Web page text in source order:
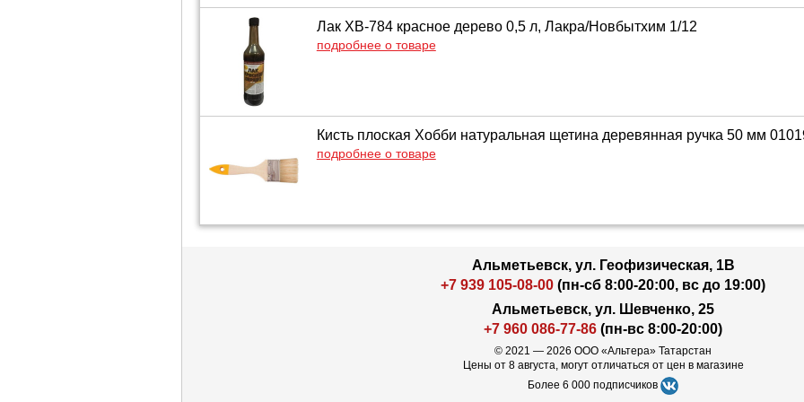
Лак ХВ-784 красное дерево 0,5 л, Лакра/Новбытхим 1/12
подробнее о товаре
Кисть плоская Хобби натуральная щетина деревянная ручка 50 мм
подробнее о товаре
Альметьевск, ул. Геофизическая, 1В
+7 939 105-08-00 (пн-сб 8:00-20:00, вс до 19:00)
Альметьевск, ул. Шевченко, 25
+7 960 086-77-86 (пн-вс 8:00-20:00)
© 2021 — 2026 ООО «Альтера» Татарстан
Цены от 8 августа, могут отличаться от цен в магазине
Более 6 000 подписчиков